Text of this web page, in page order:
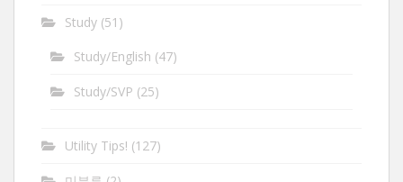
Study (51)
Study/English (47)
Study/SVP (25)
Utility Tips! (127)